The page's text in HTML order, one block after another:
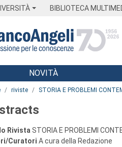
BIBLIOTECA
NOVITÀ
riviste STORIA E PROBLEMI
Rivista STORIA E PROBLEMI
Curatori A cura della Redazione